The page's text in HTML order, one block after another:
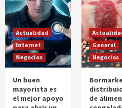
3
Actualidad
Internet
Negocios
Un buen
mayorista es
el mejor apoyo
General
Negocios
de